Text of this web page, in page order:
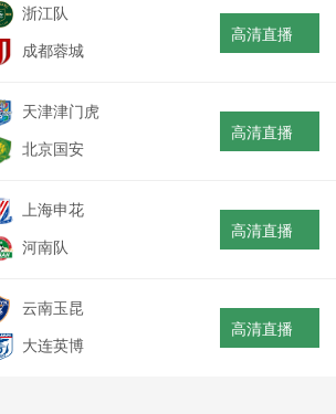
浙江队
成都蓉城
高清直播
天津津门虎
北京国安
高清直播
上海申花
河南队
高清直播
云南玉昆
大连英博
高清直播